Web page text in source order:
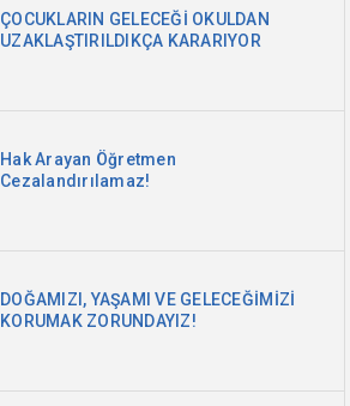
ÇOCUKLARIN GELECEĞİ OKULDAN
UZAKLAŞTIRILDIKÇA KARARIYOR
Hak Arayan Öğretmen
Cezalandırılamaz!
DOĞAMIZI, YAŞAMI VE GELECEĞİMİZİ
KORUMAK ZORUNDAYIZ!